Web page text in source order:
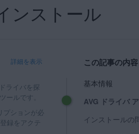
ンストール
詳細を表示
ライバを探
ルです。
プションが必
録をアクテ
この記事の内容
基本情報